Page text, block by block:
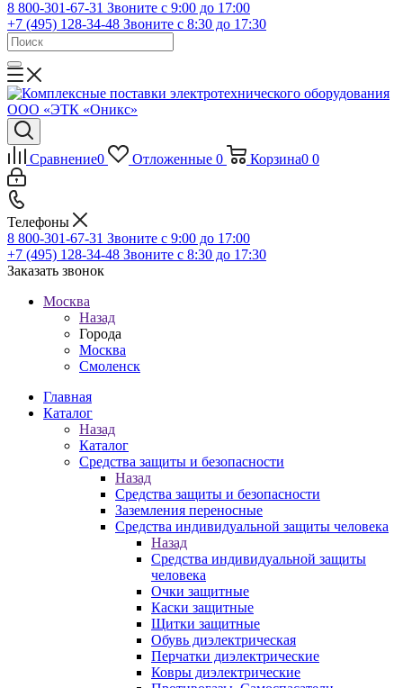
8 800-301-67-31 Звоните с 9:00 до 17:00
+7 (495) 128-34-48 Звоните с 8:30 до 17:30
Сравнение0 Отложенные 0 Корзина0 0
Телефоны
8 800-301-67-31 Звоните с 9:00 до 17:00
+7 (495) 128-34-48 Звоните с 8:30 до 17:30
Заказать звонок
Москва
Назад
Города
Москва
Смоленск
Главная
Каталог
Назад
Каталог
Средства защиты и безопасности
Назад
Средства защиты и безопасности
Заземления переносные
Средства индивидуальной защиты человека
Назад
Средства индивидуальной защиты
человека
Очки защитные
Каски защитные
Щитки защитные
Обувь диэлектрическая
Перчатки диэлектрические
Ковры диэлектрические